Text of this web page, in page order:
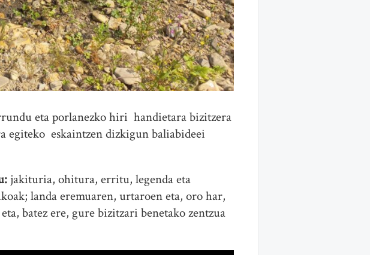
eta porlanezko hiri handietara bizitzera
egiteko eskaintzen dizkigun baliabideei
jakituria, ohitura, erritu, legenda eta
landa eremuaren, urtaroen eta, oro har,
batez ere, gure bizitzari benetako zentzua